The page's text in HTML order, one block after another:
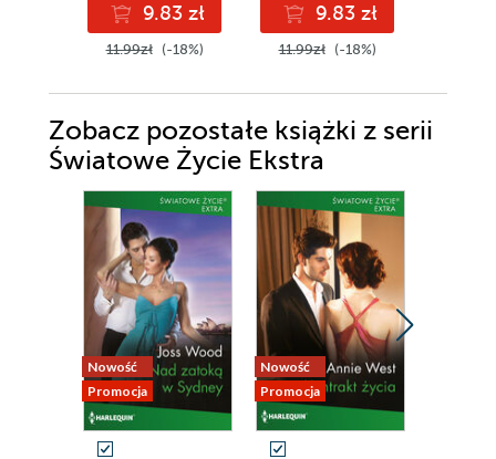
9.83 zł
11.99zł (-18%)
9.83 zł
11.99zł (-18%)
Zobacz pozostałe książki z serii
Światowe Życie Ekstra
Nowość
Promocja
Nowość
Promocja